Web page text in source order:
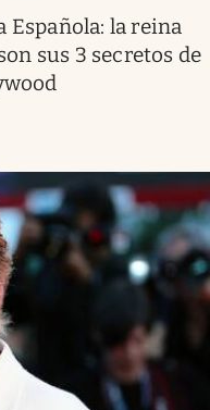
Española: la reina
sus 3 secretos de